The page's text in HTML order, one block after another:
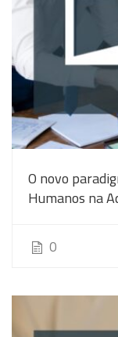
O novo
Humanos na
0